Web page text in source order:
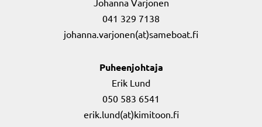
Johanna Varjonen
041 329 7138
johanna.varjonen(at)sameboat.fi
Puheenjohtaja
Erik Lund
050 583 6541
erik.lund(at)kimitoon.fi